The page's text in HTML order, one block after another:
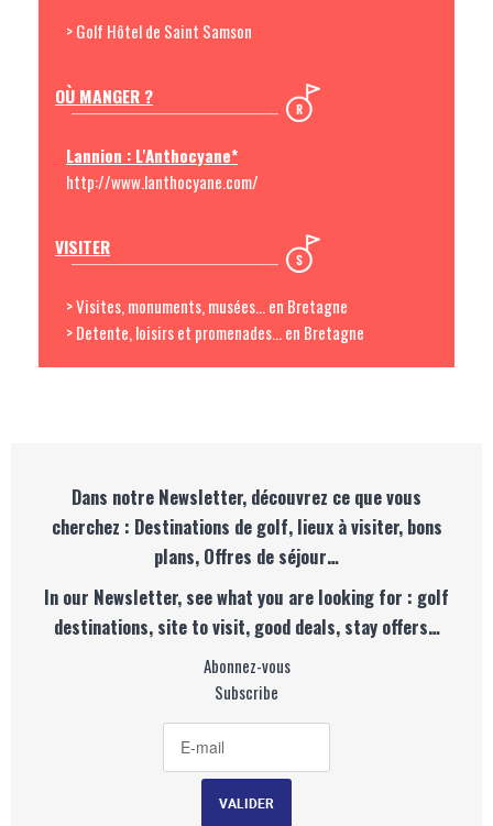
> Golf Hôtel de Saint Samson
OÙ MANGER ?
Lannion : L'Anthocyane*
http://www.lanthocyane.com/
VISITER
> Visites, monuments, musées... en Bretagne
> Detente, loisirs et promenades... en Bretagne
Dans notre Newsletter, découvrez ce que vous
cherchez : Destinations de golf, lieux à visiter, bons
plans, Offres de séjour…
In our Newsletter, see what you are looking for : golf
destinations, site to visit, good deals, stay offers…
Abonnez-vous
Subscribe